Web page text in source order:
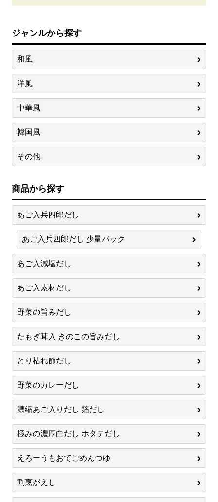
ジャンルから探す
和風
洋風
中華風
韓国風
その他
商品から探す
あご入兵四郎だし
あご入兵四郎だし 少量パック
あご入減塩だし
あご入素材だし
野菜の旨みだし
たもぎ茸入 きのこの旨みだし
とり枯れ節だし
野菜のカレーだし
濃縮あご入りだし 箔だし
極みの濃厚白だし ホタテだし
えろーうもおてごめんつゆ
割烹がえし